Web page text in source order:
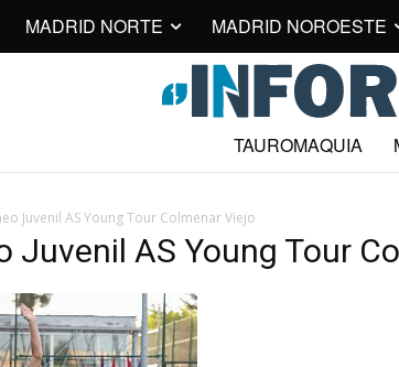
MADRID NORTE MADRID NOROESTE
TAUROMAQUIA
Juvenil AS Young Tour Colmenar Viejo
Juvenil AS Young Tour